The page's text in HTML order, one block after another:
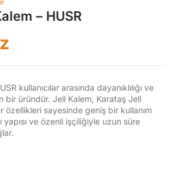
– HUSR
kullanıcılar arasında dayanıklılığı ve
bir üründür. Jell Kalem, Karataş Jell
özellikleri sayesinde geniş bir kullanım
yapısı ve özenli işçiliğiyle uzun süre